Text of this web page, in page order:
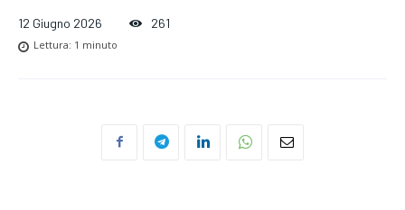
12 Giugno 2026 261
Lettura: 1 minuto